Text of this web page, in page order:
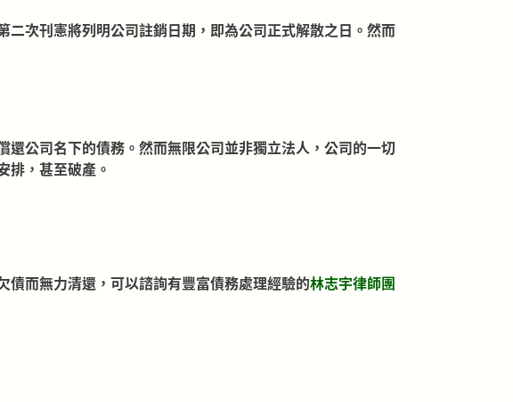
次刊憲將列明公司註銷日期，即為公司正式解散之日。然而
公司名下的債務。然而無限公司並非獨立法人，公司的一切
排 ，甚至破產 。
而無力清還，可以諮詢有豐富債務處理經驗的林志宇律師團